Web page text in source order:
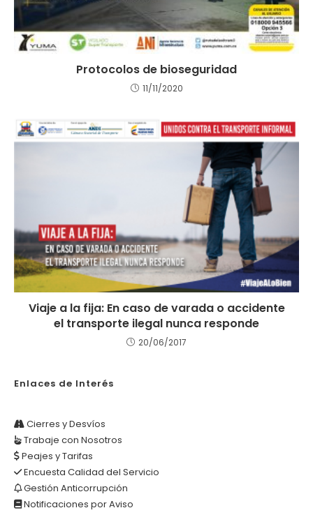
Protocolos de bioseguridad
11/11/2020
Viaje a la fija: En caso de varada o accidente
el transporte ilegal nunca responde
20/06/2017
Enlaces de Interés
Cierres y Desvíos
Trabaje con Nosotros
Peajes y Tarifas
Encuesta Calidad del Servicio
Gestión Anticorrupción
Notificaciones por Aviso